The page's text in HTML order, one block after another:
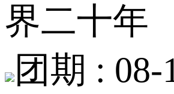
界二十年
团期 : 08-